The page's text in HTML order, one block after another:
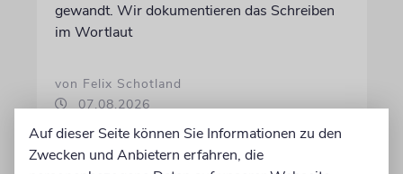
gewandt. Wir dokumentieren das Schreiben
im Wortlaut
von Felix Schotland
07.08.2026
Auf dieser Seite können Sie Informationen zu den
Zwecken und Anbietern erfahren, die